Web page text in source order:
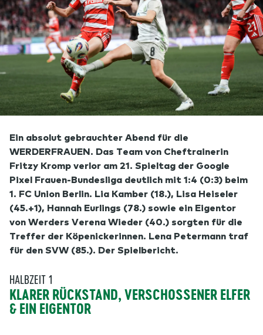
Ein absolut gebrauchter Abend für die
WERDERFRAUEN. Das Team von Cheftrainerin
Fritzy Kromp verlor am 21. Spieltag der Google
Pixel Frauen-Bundesliga deutlich mit 1:4 (0:3) beim
1. FC Union Berlin. Lia Kamber (18.), Lisa Heiseler
(45.+1), Hannah Eurlings (78.) sowie ein Eigentor
von Werders Verena Wieder (40.) sorgten für die
Treffer der Köpenickerinnen. Lena Petermann traf
für den SVW (85.). Der Spielbericht.
HALBZEIT 1
KLARER RÜCKSTAND, VERSCHOSSENER ELFER
& EIN EIGENTOR